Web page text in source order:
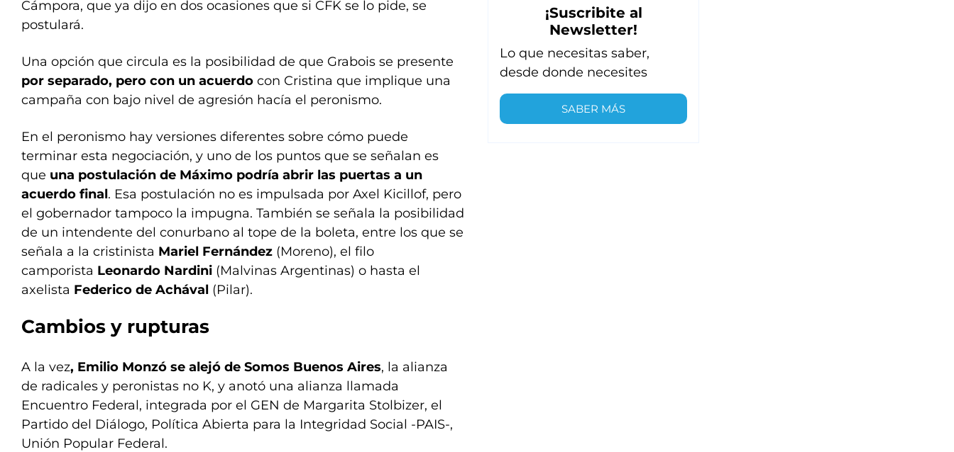
Cámpora, que ya dijo en dos ocasiones que si CFK se lo pide, se
postulará.
Una opción que circula es la posibilidad de que Grabois se presente
por separado, pero con un acuerdo con Cristina que implique una
campaña con bajo nivel de agresión hacía el peronismo.
En el peronismo hay versiones diferentes sobre cómo puede
terminar esta negociación, y uno de los puntos que se señalan es
que una postulación de Máximo podría abrir las puertas a un
acuerdo final. Esa postulación no es impulsada por Axel Kicillof, pero
el gobernador tampoco la impugna. También se señala la posibilidad
de un intendente del conurbano al tope de la boleta, entre los que se
señala a la cristinista Mariel Fernández (Moreno), el filo
camporista Leonardo Nardini (Malvinas Argentinas) o hasta el
axelista Federico de Achával (Pilar).
Cambios y rupturas
A la vez, Emilio Monzó se alejó de Somos Buenos Aires, la alianza
de radicales y peronistas no K, y anotó una alianza llamada
Encuentro Federal, integrada por el GEN de Margarita Stolbizer, el
Partido del Diálogo, Política Abierta para la Integridad Social -PAIS-,
Unión Popular Federal.
¡Suscribite al
Newsletter!
Lo que necesitas saber,
desde donde necesites
SABER MÁS